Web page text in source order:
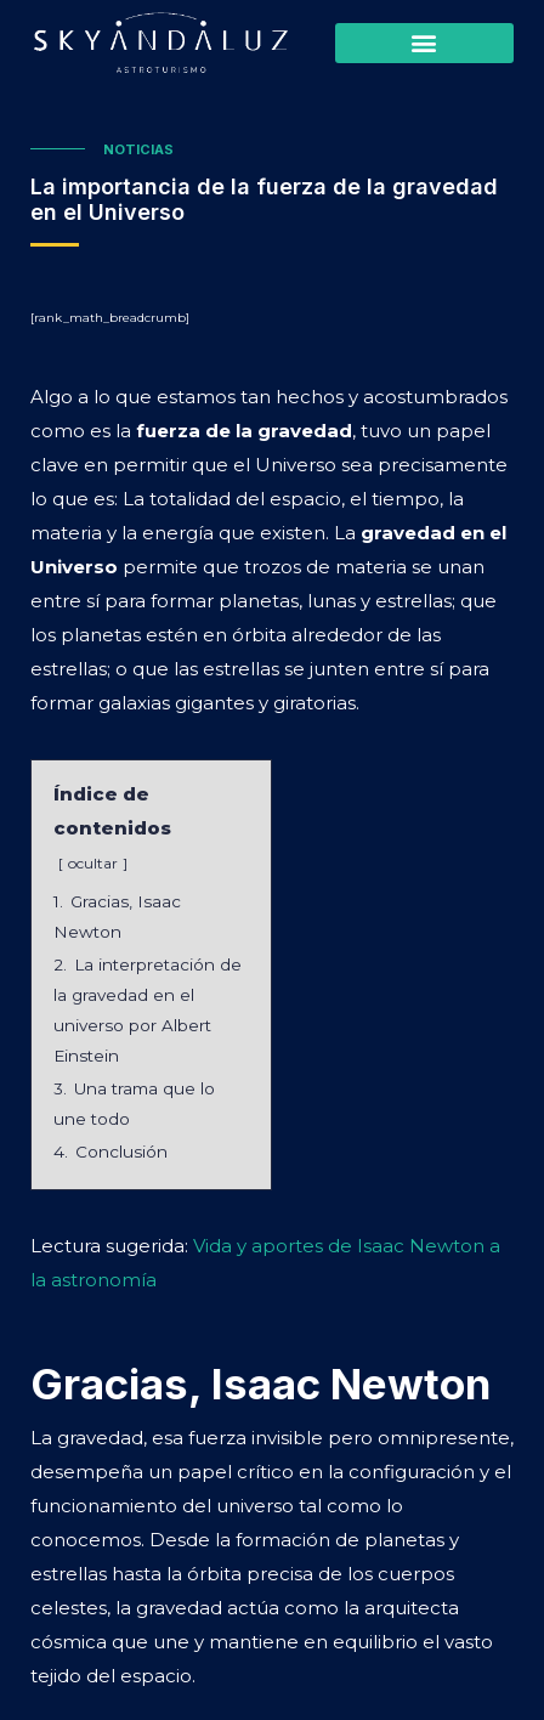
NOTICIAS
La importancia de la fuerza de la gravedad
en el Universo
[rank_math_breadcrumb]
Algo a lo que estamos tan hechos y acostumbrados
como es la fuerza de la gravedad, tuvo un papel
clave en permitir que el Universo sea precisamente
lo que es: La totalidad del espacio, el tiempo, la
materia y la energía que existen. La gravedad en el
Universo permite que trozos de materia se unan
entre sí para formar planetas, lunas y estrellas; que
los planetas estén en órbita alrededor de las
estrellas; o que las estrellas se junten entre sí para
formar galaxias gigantes y giratorias.
Índice de
contenidos
ocultar
1.
Gracias, Isaac
Newton
2.
La interpretación de
la gravedad en el
universo por Albert
Einstein
3.
Una trama que lo
une todo
4.
Conclusión
Lectura sugerida: Vida y aportes de Isaac Newton a
la astronomía
Gracias, Isaac Newton
La gravedad, esa fuerza invisible pero omnipresente,
desempeña un papel crítico en la configuración y el
funcionamiento del universo tal como lo
conocemos. Desde la formación de planetas y
estrellas hasta la órbita precisa de los cuerpos
celestes, la gravedad actúa como la arquitecta
cósmica que une y mantiene en equilibrio el vasto
tejido del espacio.